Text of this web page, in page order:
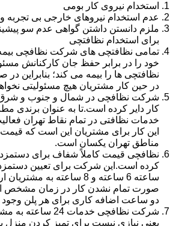
استخدام نیروی کار بومی
عدم استخدام نیروهای خارجی بی تجربه
ملزم دانستن داشتن گواهی عدم سو
برای استخدام نظافتچی
تمامی نظافتچی های شرکت نظافچی
خود را در برابر حفظ جان کارکنانش
نظافتچی ها را بیمه می کند؛ بنابراین
در حین کار مشتریان هیچ مسئولیتی
شرکت نظافچی در شمال و جنوب و شرق
کار دایر کرده است.تا به عنوان برندی
خدمات نظافتی در تمام نقاط تهران
این کار برای مشتریان این است که
مناطق تهران یکسان است.
نظافچی قیمت کاملاً شفاف برای
ساعته 6 ساعته و 8 ساعته به
صورت تمام نشدن کار در زمان مشخص
دو ساعت اضافه کاری برای هر پلن وجود
شرکت نظافچی خدمات
یعنی نیازی نیست برای تمیز کردن منزل